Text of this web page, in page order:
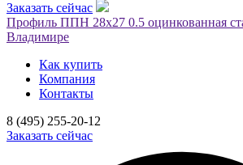
Заказать сейчас
Профиль ППН 28х27 0.5 оцинкованная
Владимире
Как купить
Компания
Контакты
8 (495) 255-20-12
Заказать сейчас